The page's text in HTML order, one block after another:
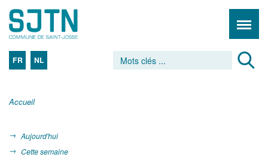
FR NL
Accueil
Aujourd'hui
Cette semaine